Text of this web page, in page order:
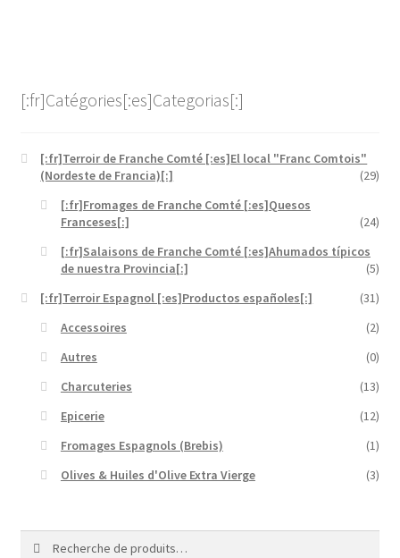
[:fr]Catégories[:es]Categorias[:]
[:fr]Terroir de Franche Comté [:es]El local "Franc Comtois"
(Nordeste de Francia)[:]
(29)
[:fr]Fromages de Franche Comté [:es]Quesos
Franceses[:]
(24)
[:fr]Salaisons de Franche Comté [:es]Ahumados típicos
de nuestra Provincia[:]
(5)
[:fr]Terroir Espagnol [:es]Productos españoles[:]
(31)
Accessoires
(2)
Autres
(0)
Charcuteries
(13)
Epicerie
(12)
Fromages Espagnols (Brebis)
(1)
Olives & Huiles d'Olive Extra Vierge
(3)